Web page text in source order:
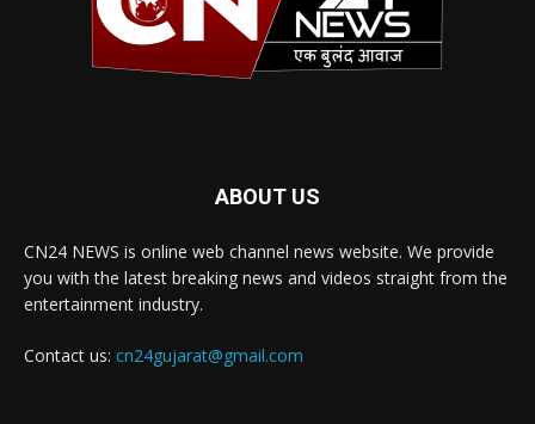
ABOUT US
CN24 NEWS is online web channel news website. We provide
you with the latest breaking news and videos straight from the
entertainment industry.
Contact us: cn24gujarat@gmail.com